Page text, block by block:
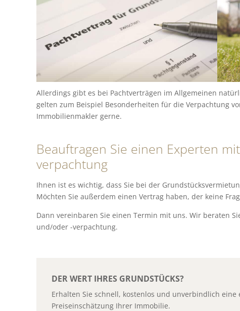
Allerdings gibt es bei Pachtverträgen im Allgemeinen
gelten zum Beispiel Besonderheiten für die Verpachtung
Immobilienmakler gerne.
Beauftragen Sie einen Experten
verpachtung
Ihnen ist es wichtig, dass Sie bei der
Möchten Sie außerdem einen Vertrag haben, der keine
Dann vereinbaren Sie einen Termin mit uns. Wir beraten
und/oder -verpachtung.
DER WERT IHRES GRUNDSTÜCKS?
Erhalten Sie schnell, kostenlos und unverbindlich eine
Preiseinschätzung Ihrer Immobilie.